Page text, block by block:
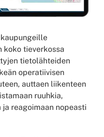
koko tieverkossa
tietolähteiden
operatiivisen
auttaen liikenteen
ruuhkia,
reagoimaan nopeasti